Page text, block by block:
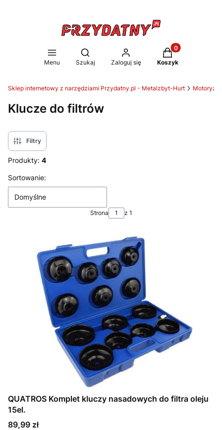
Menu
Otwórz wyszukiwarkę
Szukaj Zaloguj się
Produkty w
Koszyk
Sklep internetowy z narzędziami Przydatny.pl - Metalzbyt-Hurt
Klucze do filtrów
Filtry
Produkty: 4
Lista produktów
Sortowanie:
Domyślne
Strona z 1
QUATROS Komplet kluczy nasadowych do filtra oleju
15el.
Cena
89,99 zł